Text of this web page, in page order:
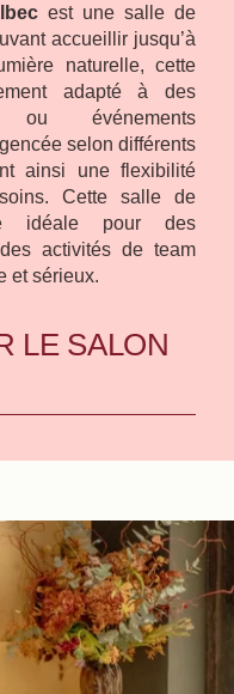
est une salle de
accueillir jusqu’à
naturelle, cette
adapté à des
ou événements
selon différents
ainsi une flexibilité
Cette salle de
idéale pour des
activités de team
et sérieux.
LE SALON